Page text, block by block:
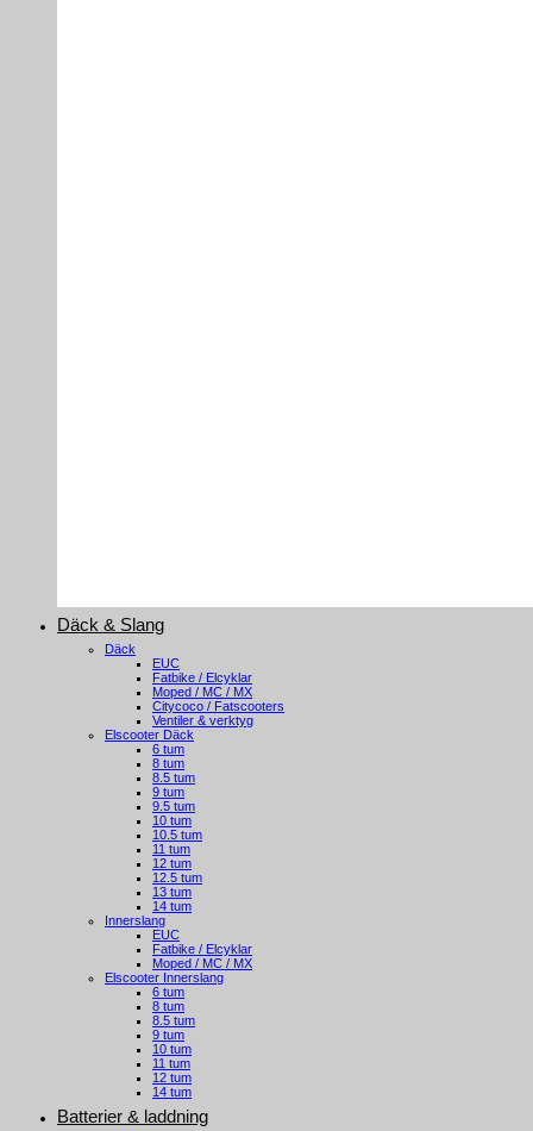
Däck & Slang
Däck
EUC
Fatbike / Elcyklar
Moped / MC / MX
Citycoco / Fatscooters
Ventiler & verktyg
Elscooter Däck
6 tum
8 tum
8.5 tum
9 tum
9.5 tum
10 tum
10.5 tum
11 tum
12 tum
12.5 tum
13 tum
14 tum
Innerslang
EUC
Fatbike / Elcyklar
Moped / MC / MX
Elscooter Innerslang
6 tum
8 tum
8.5 tum
9 tum
10 tum
11 tum
12 tum
14 tum
Batterier & laddning